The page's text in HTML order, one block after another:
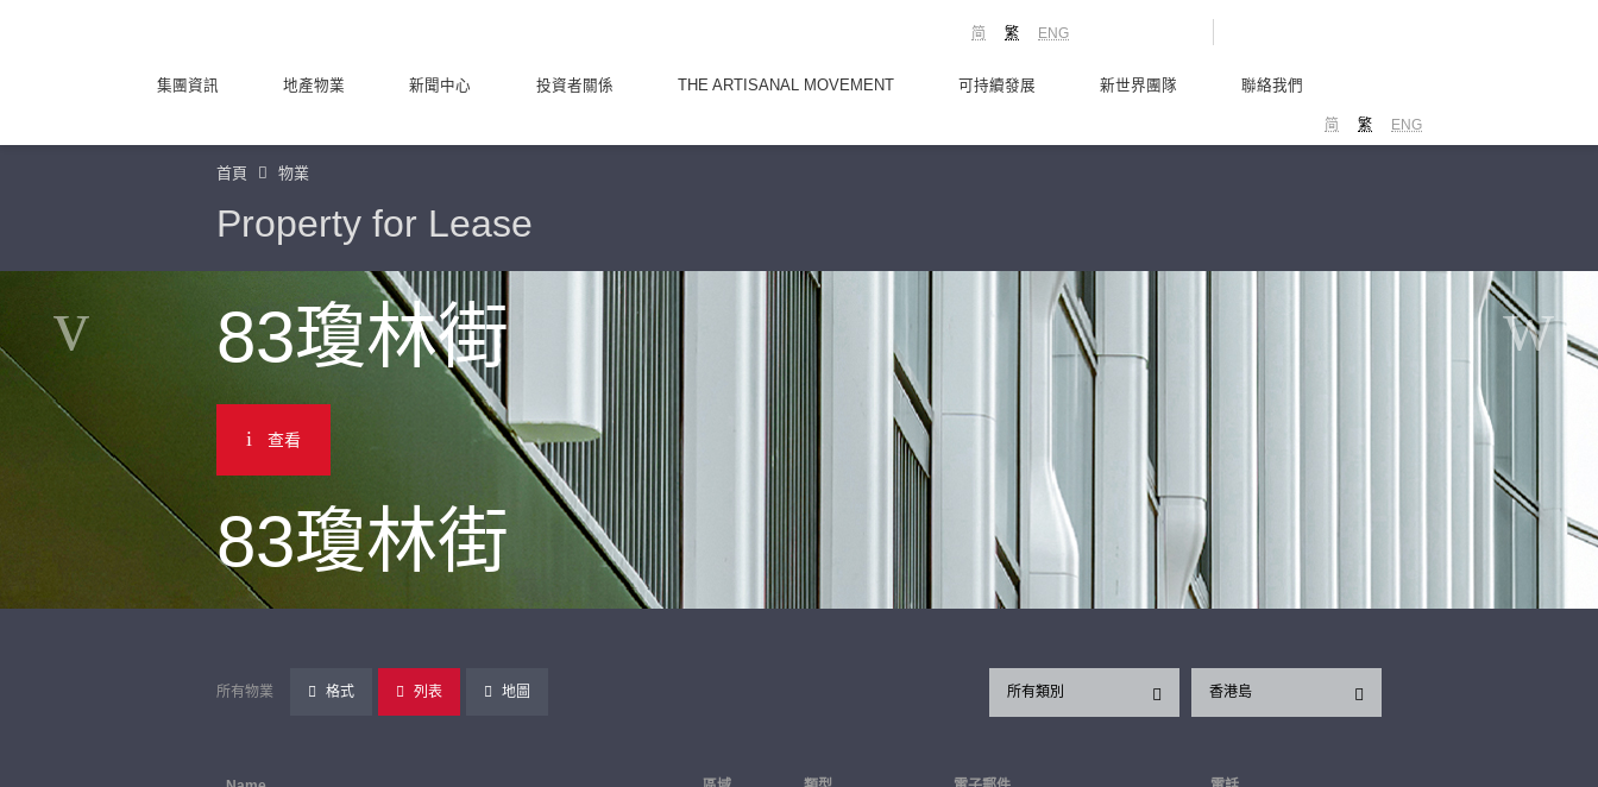
ENG
繁
简
集團資訊 地產物業 新聞中心 投資者關係 THE ARTISANAL MOVEMENT 可持續發展 新世界團隊 聯絡我們
ENG
繁
简
首頁 物業
Property for Lease
83瓊林街
查看
83瓊林街
所有物業 格式 列表 地圖 香港島
所有類別